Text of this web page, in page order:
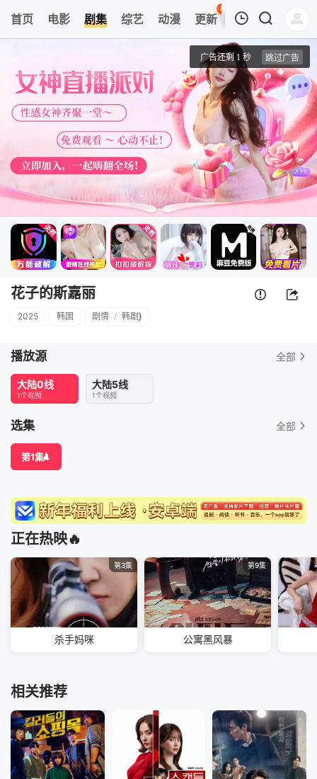
首页 电影 剧集 综艺 动漫 更新
89
热榜 APP
第1集
花子的斯嘉丽
花子的斯嘉丽
2025 韩国 剧情 / 韩剧}
播放源 全部
大陆0线
1个视频
大陆5线
1个视频
选集 全部
第1集
正在热映🔥
第3集
杀手妈咪
第9集
公寓黑风暴
相关推荐